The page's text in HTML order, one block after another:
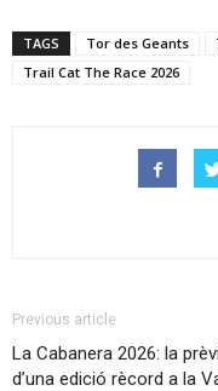
TAGS Tor des Geants
Trail Cat The Race 2026
Previous article
La Cabanera 2026: la
d’una edició rècord a la